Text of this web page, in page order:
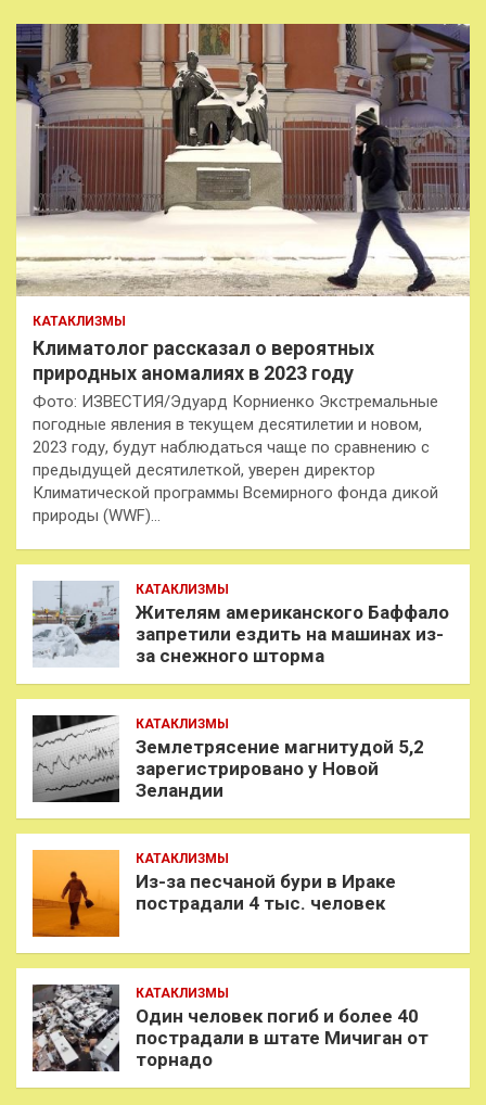
КАТАКЛИЗМЫ
Климатолог рассказал о вероятных
природных аномалиях в 2023 году
Фото: ИЗВЕСТИЯ/Эдуард Корниенко Экстремальные
погодные явления в текущем десятилетии и новом,
2023 году, будут наблюдаться чаще по сравнению с
предыдущей десятилеткой, уверен директор
Климатической программы Всемирного фонда дикой
природы (WWF)…
КАТАКЛИЗМЫ
Жителям американского Баффало
запретили ездить на машинах из-
за снежного шторма
КАТАКЛИЗМЫ
Землетрясение магнитудой 5,2
зарегистрировано у Новой
Зеландии
КАТАКЛИЗМЫ
Из-за песчаной бури в Ираке
пострадали 4 тыс. человек
КАТАКЛИЗМЫ
Один человек погиб и более 40
пострадали в штате Мичиган от
торнадо